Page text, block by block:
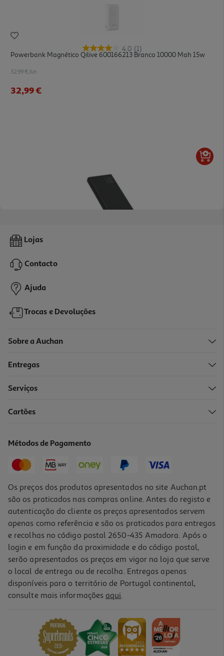
4.0 (1)
Powerbank Magnético Qilive 600166213 Branco 10000 Mah 15w
32.99 €/un
32,99 €
Powerbank Qilive 600183092 Preto 10 000 Mah 15w
18,99 €
-15%
Price reduced from
19,99 €to
Promoção
Powerbank Fast Charge Qilive 600183098 20 000 Mah 35w
38,99 €
Lojas
Contacto
Ajuda
Trocas e Devoluções
Sobre a Auchan
Entregas
Serviços
Cartões
Métodos de Pagamento
Os preços dos produtos apresentados no site Auchan.pt
são os praticados nas compras online. Antes do registo e
autenticação do cliente os preços apresentados servem
apenas como referência e são os praticados para entregas
e recolhas no código postal 2650-435 Amadora. Após o
login e em função da proximidade e do código postal,
serão apresentados os preços em vigor na loja que serve
o local de entrega ou de recolha. Entregas apenas
disponíveis para o território de Portugal continental,
consulte mais informações aqui.